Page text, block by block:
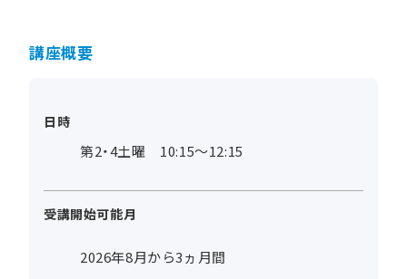
講座概要
日時
第2・4土曜 10:15～12:15
受講開始可能月
2026年8月から3ヵ月間